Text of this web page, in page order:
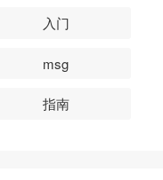
入门
msg
指南